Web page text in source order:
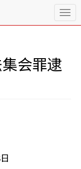
T
o
会罪逮